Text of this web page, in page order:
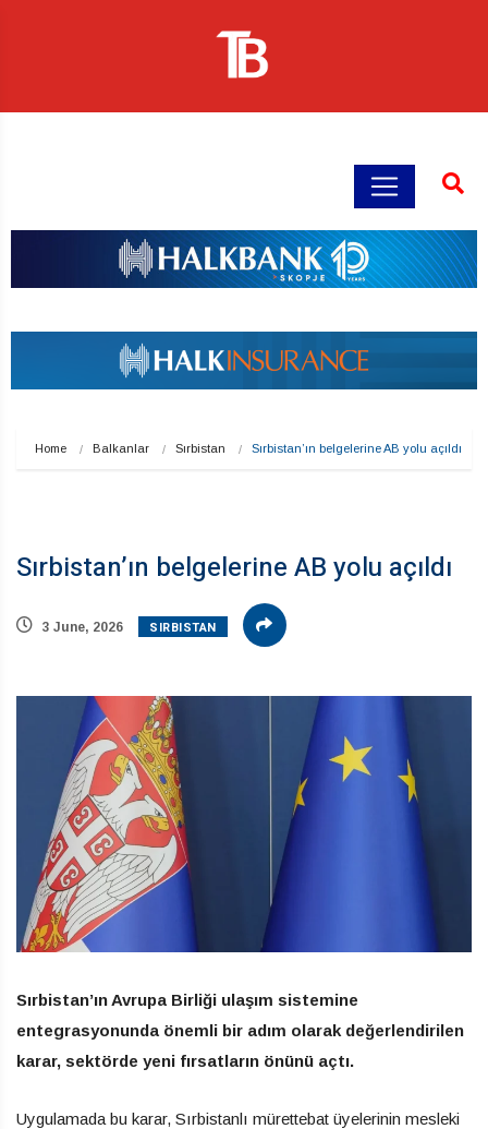
Home Balkanlar Sırbistan Sırbistan’ın belgelerine AB yolu açıldı
Sırbistan’ın belgelerine AB yolu açıldı
3 June, 2026 SIRBISTAN
Sırbistan’ın Avrupa Birliği ulaşım sistemine
entegrasyonunda önemli bir adım olarak değerlendirilen
karar, sektörde yeni fırsatların önünü açtı.
Uygulamada bu karar, Sırbistanlı mürettebat üyelerinin mesleki